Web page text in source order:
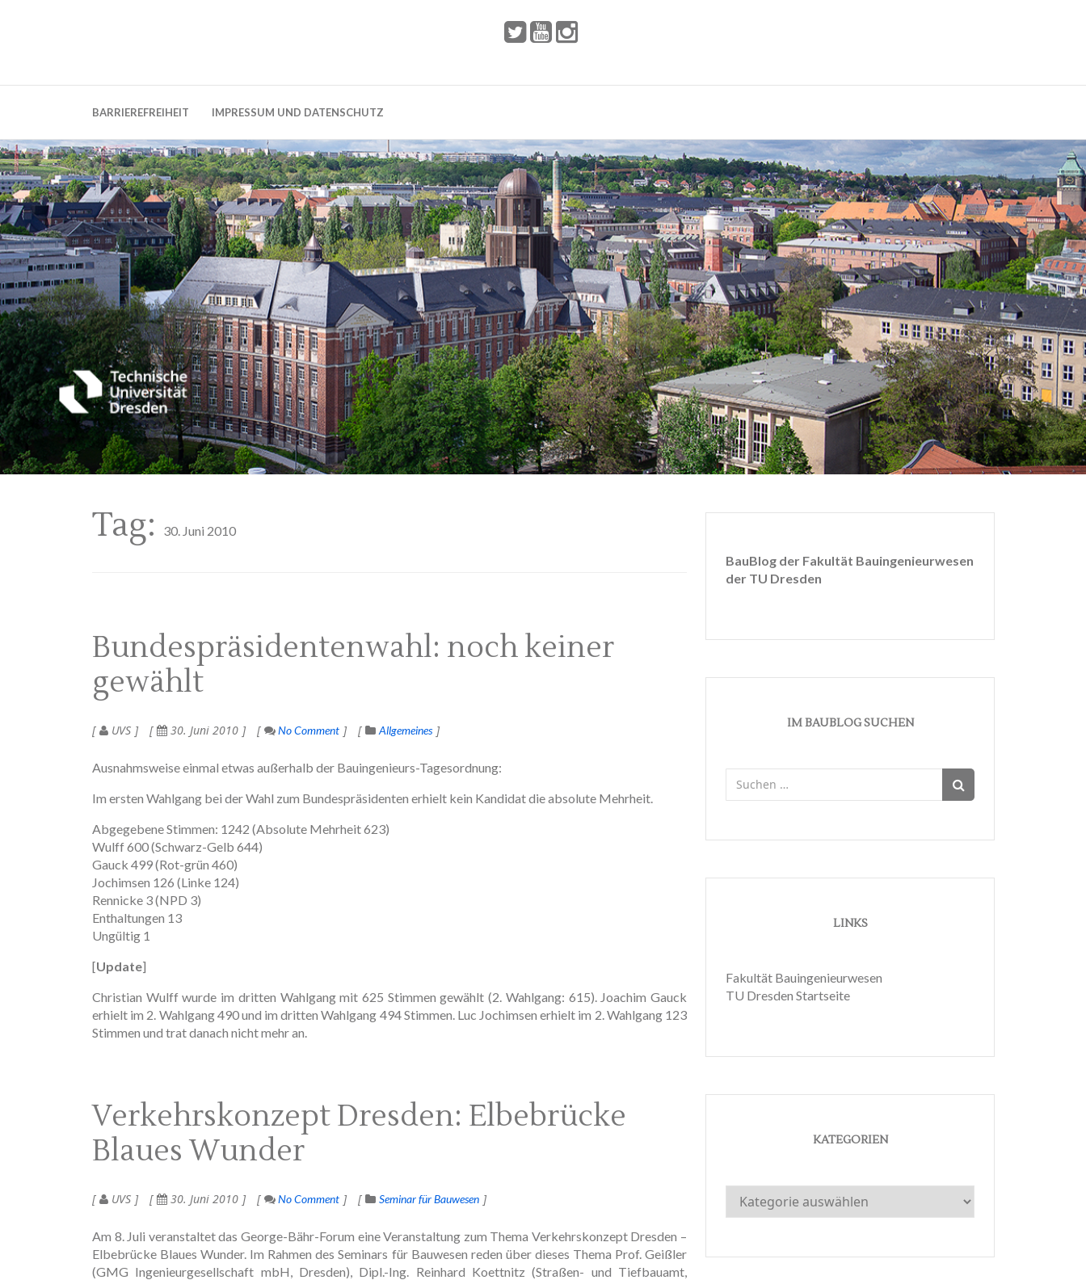
BARRIEREFREIHEIT IMPRESSUM UND DATENSCHUTZ
Tag: 30. Juni 2010
Bundespräsidentenwahl: noch keiner
gewählt
UVS 30. Juni 2010 No Comment Allgemeines
Ausnahmsweise einmal etwas außerhalb der Bauingenieurs-Tagesordnung:
Im ersten Wahlgang bei der Wahl zum Bundespräsidenten erhielt kein Kandidat die absolute Mehrheit.
Abgegebene Stimmen: 1242 (Absolute Mehrheit 623)
Wulff 600 (Schwarz-Gelb 644)
Gauck 499 (Rot-grün 460)
Jochimsen 126 (Linke 124)
Rennicke 3 (NPD 3)
Enthaltungen 13
Ungültig 1
[Update]
Christian Wulff wurde im dritten Wahlgang mit 625 Stimmen gewählt (2. Wahlgang: 615). Joachim Gauck
erhielt im 2. Wahlgang 490 und im dritten Wahlgang 494 Stimmen. Luc Jochimsen erhielt im 2. Wahlgang 123
Stimmen und trat danach nicht mehr an.
Verkehrskonzept Dresden: Elbebrücke
Blaues Wunder
UVS 30. Juni 2010 No Comment Seminar für Bauwesen
Am 8. Juli veranstaltet das George-Bähr-Forum eine Veranstaltung zum Thema Verkehrskonzept Dresden –
Elbebrücke Blaues Wunder. Im Rahmen des Seminars für Bauwesen reden über dieses Thema Prof. Geißler
(GMG Ingenieurgesellschaft mbH, Dresden), Dipl.-Ing. Reinhard Koettnitz (Straßen- und Tiefbauamt,
BauBlog der Fakultät Bauingenieurwesen
der TU Dresden
IM BAUBLOG SUCHEN
nach:
LINKS
Fakultät Bauingenieurwesen
TU Dresden Startseite
KATEGORIEN
Kategorien